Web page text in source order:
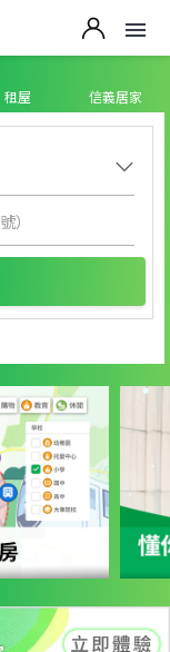
租屋 信義居家